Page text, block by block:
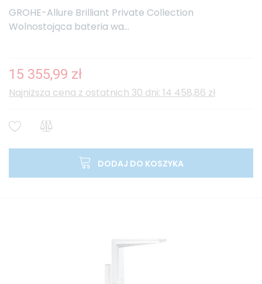
GROHE-Allure Brilliant Private Collection
Wolnostojąca bateria wa...
15 355,99 zł
Najniższa cena z ostatnich 30 dni: 14 458,86 zł
DODAJ DO KOSZYKA